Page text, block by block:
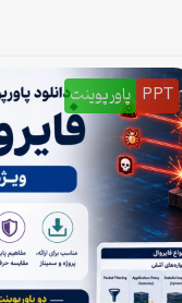
PPT پاورپوینت